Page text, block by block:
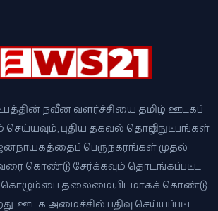
நவீன வளர்ச்சியை தமிழ் ஊடகப்
செய்யவும், புதிய தகவல் தொழில்நுட்பங்கள்
பெருநகரங்கள் முதல்
வரை கொண்டு சேர்க்கவும் தொடங்கப்பட்ட
கொழும்பை தலைமையிடமாகக் கொண்டு
ஊடக அமைச்சில் பதிவு செய்யப்பட்ட